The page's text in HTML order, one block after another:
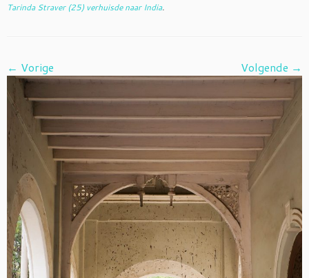
Tarinda Straver (25) verhuisde naar India.
← Vorige Volgende →